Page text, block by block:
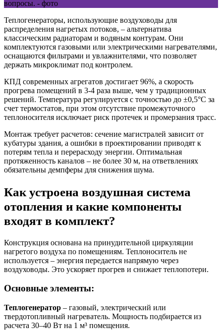
Теплогенераторы, использующие воздуховоды для
распределения нагретых потоков, – альтернатива
классическим радиаторам и водяным контурам. Они
комплектуются газовыми или электрическими нагревателями,
оснащаются фильтрами и увлажнителями, что позволяет
держать микроклимат под контролем.
КПД современных агрегатов достигает 96%, а скорость
прогрева помещений в 3-4 раза выше, чем у традиционных
решений. Температура регулируется с точностью до ±0,5°C за
счет термостатов, при этом отсутствие промежуточного
теплоносителя исключает риск протечек и промерзания трасс.
Монтаж требует расчетов: сечение магистралей зависит от
кубатуры здания, а ошибки в проектировании приводят к
потерям тепла и перерасходу энергии. Оптимальная
протяженность каналов – не более 30 м, на ответвлениях
обязательны демпферы для снижения шума.
Как устроена воздушная система
отопления и какие компоненты
входят в комплект?
Конструкция основана на принудительной циркуляции
нагретого воздуха по помещениям. Теплоноситель не
используется – энергия передается напрямую через
воздуховоды. Это ускоряет прогрев и снижает теплопотери.
Основные элементы:
Теплогенератор – газовый, электрический или
твердотопливный нагреватель. Мощность подбирается из
расчета 30–40 Вт на 1 м³ помещения.